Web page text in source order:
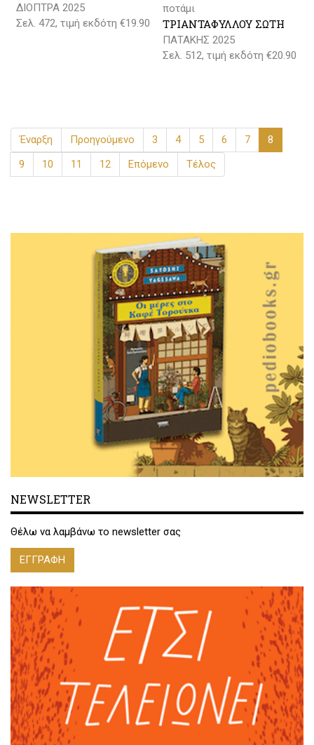
ΔΙΟΠΤΡΑ 2025
Σελ. 472, τιμή εκδότη €19.90
ποτάμι
ΤΡΙΑΝΤΑΦΥΛΛΟΥ ΣΩΤΗ
ΠΑΤΑΚΗΣ 2025
Σελ. 512, τιμή εκδότη €20.90
Έναρξη Προηγούμενο 3 4 5 6 7
8
9
10 11 12 Επόμενο Τέλος
NEWSLETTER
Θέλω να λαμβάνω το newsletter σας
ΕΓΓΡΑΦΗ